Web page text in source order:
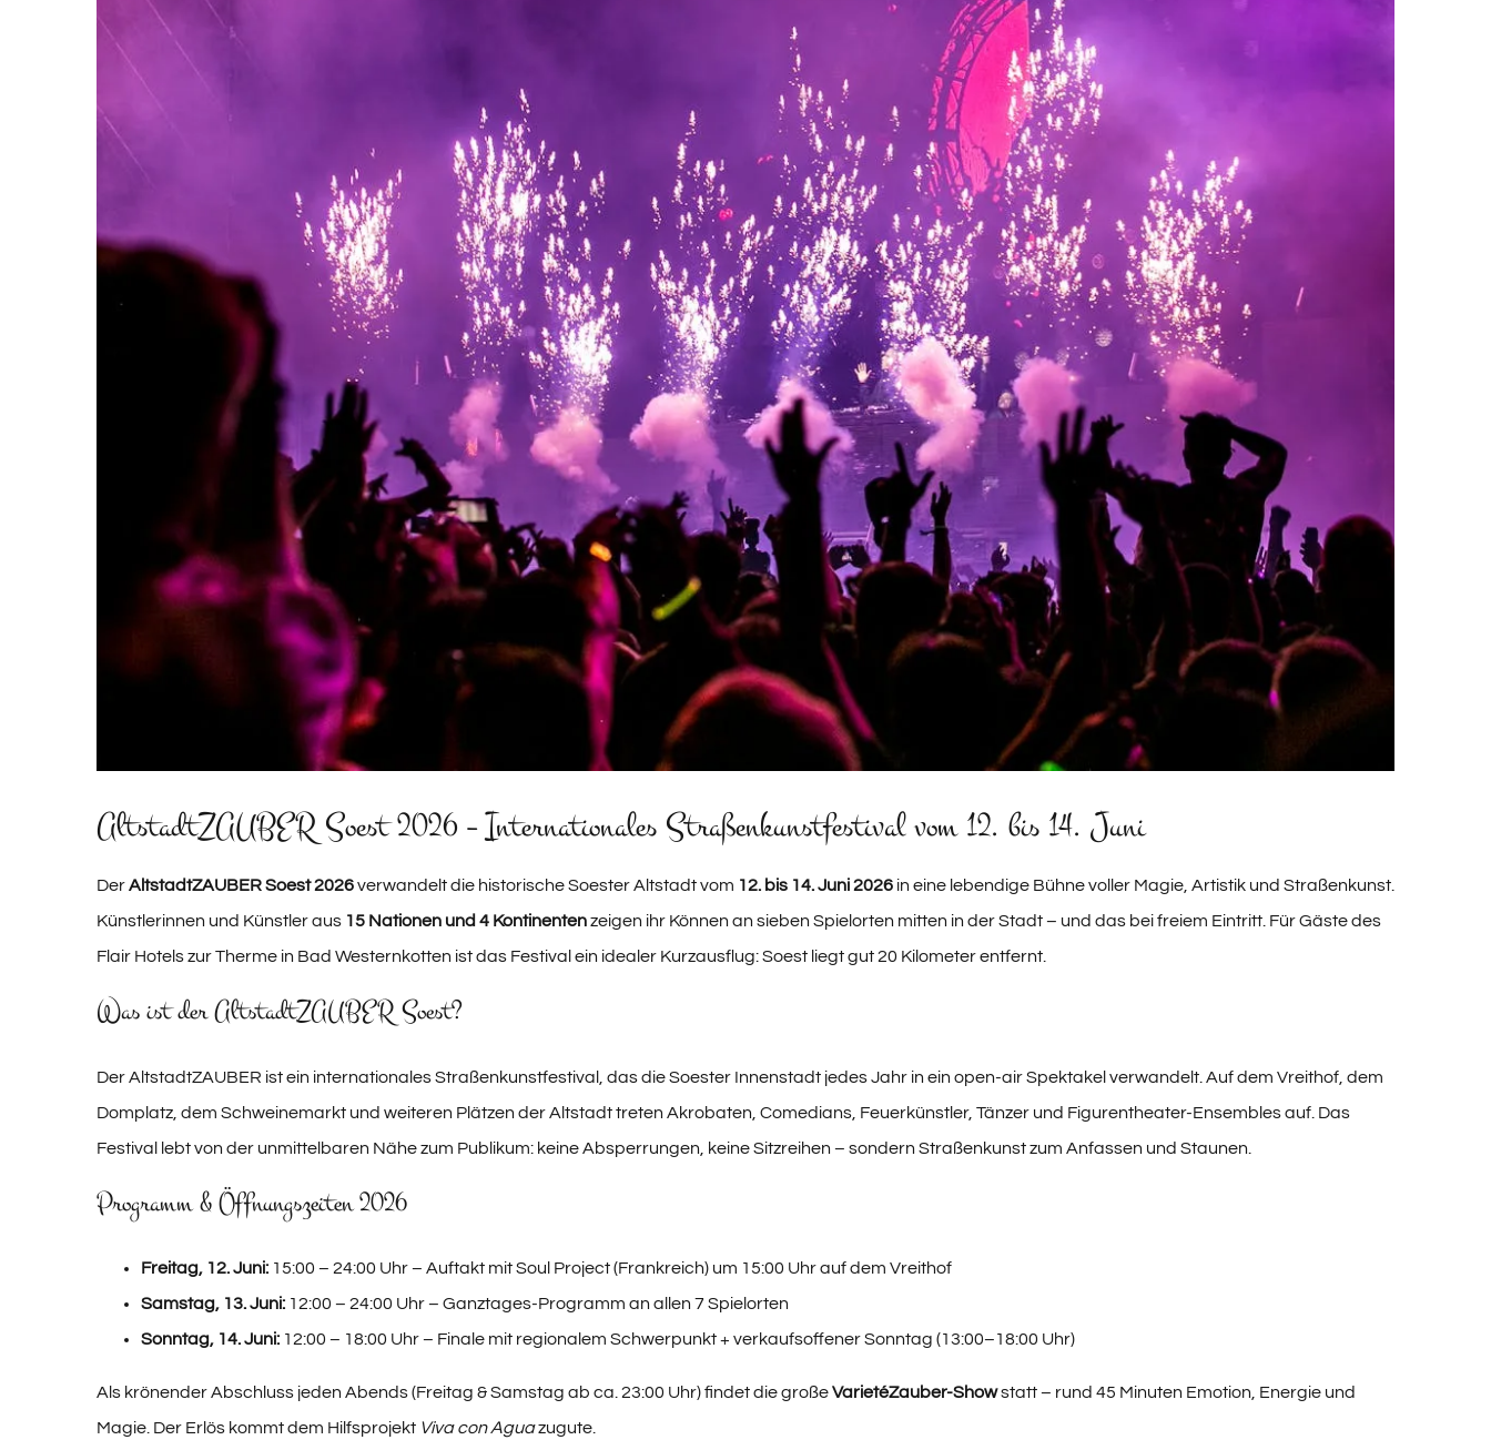
AltstadtZAUBER Soest 2026 – Internationales Straßenkunstfestival vom 12. bis 14. Juni
DerAltstadtZAUBER Soest 2026verwandelt die historische Soester Altstadt vom 12. bis 14. Juni 2026 in eine lebendige Bühne voller Magie, Artistik und Straßenkunst.
Künstlerinnen und Künstler aus 15 Nationen und 4 Kontinentenzeigen ihr Können an sieben Spielorten mitten in der Stadt – und das bei freiem Eintritt. Für Gäste des
Flair Hotels zur Therme in Bad Westernkotten ist das Festival ein idealer Kurzausflug: Soest liegt gut 20 Kilometer entfernt.
Was ist der AltstadtZAUBER Soest?
Der AltstadtZAUBER ist ein internationales Straßenkunstfestival, das die Soester Innenstadt jedes Jahr in ein open-air Spektakel verwandelt. Auf dem Vreithof, dem
Domplatz, dem Schweinemarkt und weiteren Plätzen der Altstadt treten Akrobaten, Comedians, Feuerkünstler, Tänzer und Figurentheater-Ensembles auf. Das
Festival lebt von der unmittelbaren Nähe zum Publikum: keine Absperrungen, keine Sitzreihen – sondern Straßenkunst zum Anfassen und Staunen.
Programm & Öffnungszeiten 2026
Freitag, 12. Juni: 15:00 – 24:00 Uhr – Auftakt mit Soul Project (Frankreich) um 15:00 Uhr auf dem Vreithof
Samstag, 13. Juni: 12:00 – 24:00 Uhr – Ganztages-Programm an allen 7 Spielorten
Sonntag, 14. Juni: 12:00 – 18:00 Uhr – Finale mit regionalem Schwerpunkt + verkaufsoffener Sonntag (13:00–18:00 Uhr)
Als krönender Abschluss jeden Abends (Freitag & Samstag ab ca. 23:00 Uhr) findet die großeVarietéZauber-Showstatt – rund 45 Minuten Emotion, Energie und
Magie. Der Erlös kommt dem Hilfsprojekt Viva con Aguazugute.